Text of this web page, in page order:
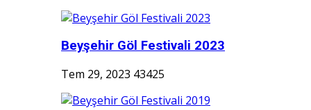
Beyşehir Göl Festivali 2023
Tem 29, 2023 43425